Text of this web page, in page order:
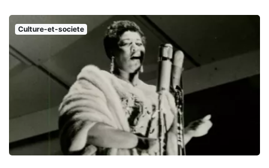
Culture-et-societe